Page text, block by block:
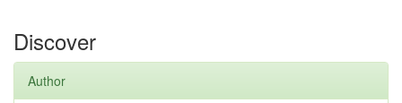
Discover
Author